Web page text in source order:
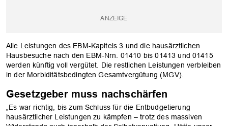
Alle Leistungen des EBM-Kapitels 3 und die hausärztlichen
Hausbesuche nach den EBM-Nrn. 01410 bis 01413 und 01415
werden künftig voll vergütet. Die restlichen Leistungen verbleiben
in der Morbiditätsbedingten Gesamtvergütung (MGV).
Gesetzgeber muss nachschärfen
„Es war richtig, bis zum Schluss für die Entbudgetierung
hausärztlicher Leistungen zu kämpfen – trotz des massiven